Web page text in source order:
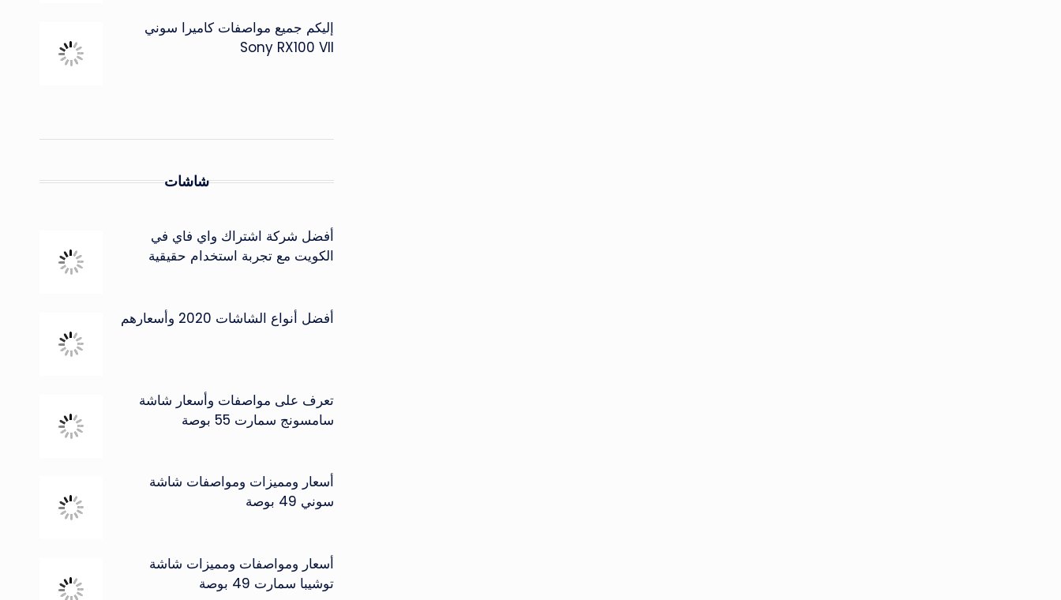
إليكم جميع مواصفات كاميرا سوني
Sony RX100 VII
شاشات
أفضل شركة اشتراك واي فاي في
الكويت مع تجربة استخدام حقيقية
أفضل أنواع الشاشات 2020 وأسعارهم
تعرف على مواصفات وأسعار شاشة
سامسونج سمارت 55 بوصة
أسعار ومميزات ومواصفات شاشة
سوني 49 بوصة
أسعار ومواصفات ومميزات شاشة
توشيبا سمارت 49 بوصة